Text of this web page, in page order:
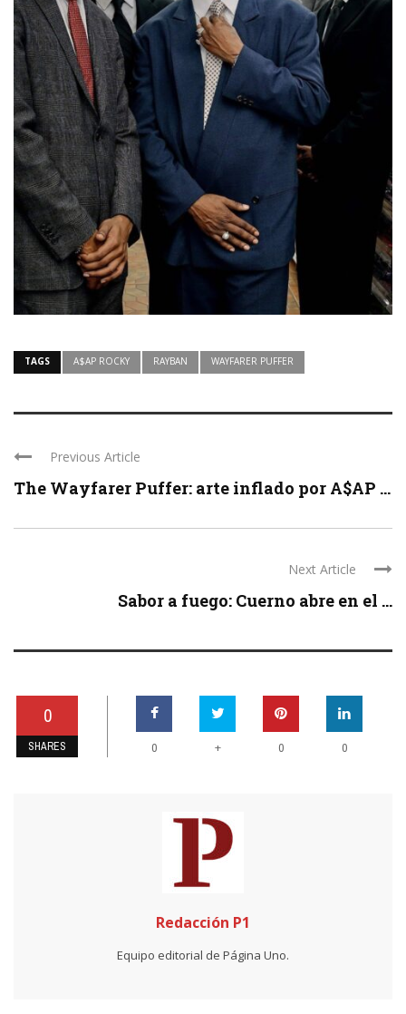
TAGS A$AP ROCKY RAYBAN WAYFARER PUFFER
Previous Article
The Wayfarer Puffer: arte inflado por A$AP ...
Next Article
Sabor a fuego: Cuerno abre en el ...
0
SHARES 0 + 0 0
Redacción P1
Equipo editorial de Página Uno.